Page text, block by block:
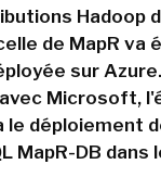
Hadoop
de MapR va
sur
Microsoft,
le déploiement
MapR-DB dans